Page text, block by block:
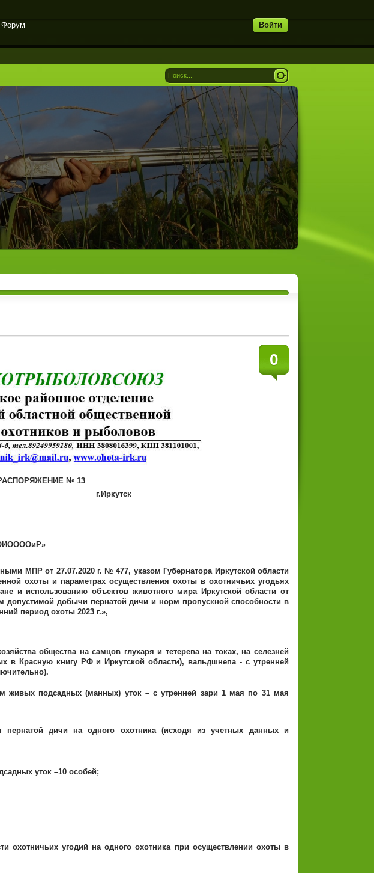
Войти
Форум
0
№ 13
г.
г.Иркутск
МПР от 27.07.2020 г. № 477, указом Губернатора Иркутской области
охоты и параметрах осуществления охоты в охотничьих угодьях
и использованию объектов животного мира Иркутской области от
допустимой добычи пернатой дичи и норм пропускной способности в
период охоты 2023 г.»,
общества на самцов глухаря и тетерева на токах, на селезней
в Красную книгу РФ и Иркутской области), вальдшнепа - с утренней
подсадных (манных) уток – с утренней зари 1 мая по 31 мая
дичи на одного охотника (исходя из учетных данных и
уток –10 особей;
охотничьих угодий на одного охотника при осуществлении охоты в